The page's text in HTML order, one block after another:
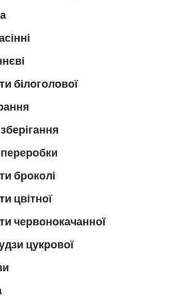
білоголової
броколі
цвітної
червонокачанної
цукрової